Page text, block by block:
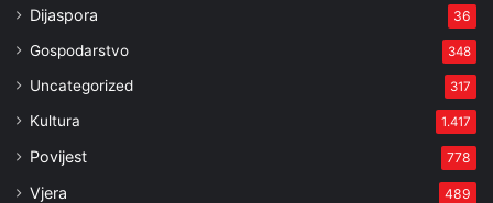
Dijaspora 36
Gospodarstvo 348
Uncategorized 317
Kultura 1.417
Povijest 778
Vjera 489